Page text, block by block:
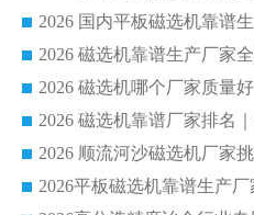
2026 磁选机哪个厂家质量